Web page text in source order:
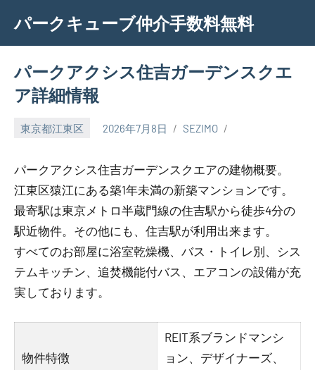
content
パークキューブ仲介手数料無料
パークアクシス住吉ガーデンスクエ
ア詳細情報
東京都江東区 2026年7月8日 SEZIMO
パークアクシス住吉ガーデンスクエアの建物概要。
江東区猿江にある築1年未満の新築マンションです。
最寄駅は東京メトロ半蔵門線の住吉駅から徒歩4分の
駅近物件。その他にも、住吉駅が利用出来ます。
すべてのお部屋に浴室乾燥機、バス・トイレ別、シス
テムキッチン、追焚機能付バス、エアコンの設備が充
実しております。
物件特徴
REIT系ブランドマンシ
ョン、デザイナーズ、